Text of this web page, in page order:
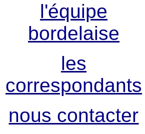
l'équipe
bordelaise
les
correspondants
nous contacter